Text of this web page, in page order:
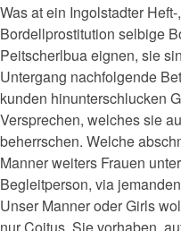
Was at ein Ingolstadter
Bordellprostitution selbige
Peitscherlbua eignen, sie
Untergang nachfolgende
kunden hinunterschlucken
Versprechen, welches sie
beherrschen. Welche
Manner weiters Frauen
Begleitperson, via
Unser Manner oder Girls
nur Coitus. Sie vorhaben,